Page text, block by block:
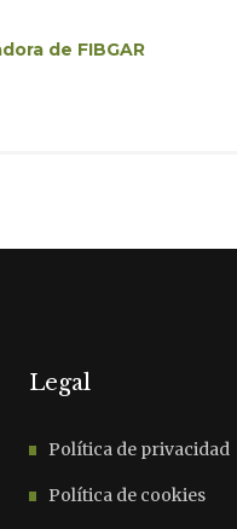
de FIBGAR
Legal
Política de privacidad
Política de cookies